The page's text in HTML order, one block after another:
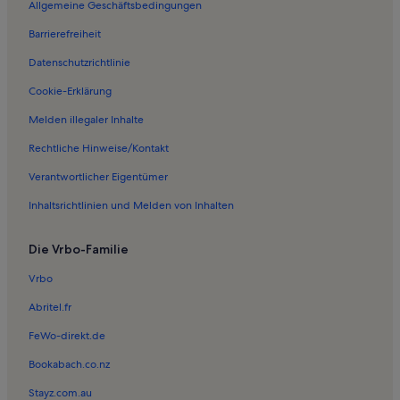
Ferienwohnungen in Heringsdorf
Ferienwohnungen in Tauchgondel
Ferienwohnungen in Yachthafen Zinnowitz
Ferienwohnungen in Neuendorf
Ferienwohnungen in Neppermin
Ferienwohnungen in Pudagla
Ferienwohnungen in Neu Sallenthin
Ferienwohnungen in Seebad Bansin
Ferienwohnungen in Benz
Ferienwohnungen in Seebrücke Heringsdorf
Ferienwohnungen in Karlshagen
Ferienwohnungen in Kölpinsee
Ferienwohnungen in Seebad Ahlbeck
Ferienwohnungen in Strand von Bansin
Allgemeine Geschäftsbedingungen
Barrierefreiheit
Datenschutzrichtlinie
Cookie-Erklärung
Melden illegaler Inhalte
Rechtliche Hinweise/Kontakt
Verantwortlicher Eigentümer
Inhaltsrichtlinien und Melden von Inhalten
Die Vrbo-Familie
Vrbo
Abritel.fr
FeWo-direkt.de
Bookabach.co.nz
Stayz.com.au